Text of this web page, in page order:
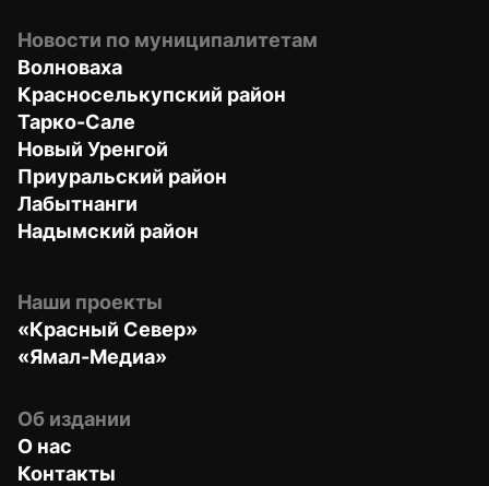
Новости по муниципалитетам
Волноваха
Красноселькупский район
Тарко-Сале
Новый Уренгой
Приуральский район
Лабытнанги
Надымский район
Наши проекты
«Красный Север»
«Ямал-Медиа»
Об издании
О нас
Контакты